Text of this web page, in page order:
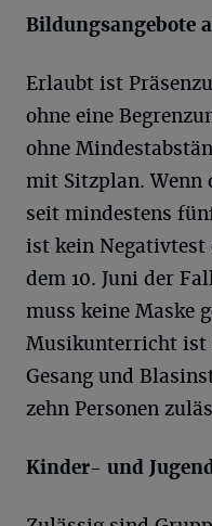
Bildungsangebote
Erlaubt ist
ohne eine
ohne
mit Sitzplan. Wenn
seit mindestens
ist kein Negativtest
dem 10. Juni der
muss keine Maske
Musikunterricht ist
Gesang und
zehn Personen
Kinder- und